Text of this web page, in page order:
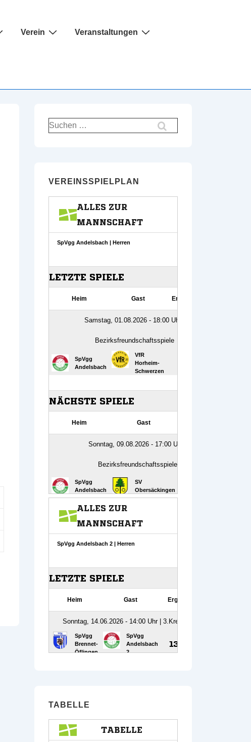
Verein Veranstaltungen
Suchen
nach:
VEREINSSPIELPLAN
TABELLE